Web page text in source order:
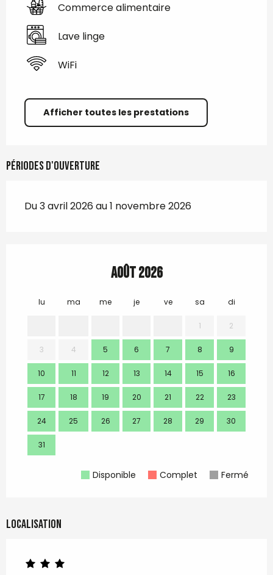
Commerce alimentaire
Lave linge
WiFi
Afficher toutes les prestations
Périodes d'ouverture
Du 3 avril 2026 au 1 novembre 2026
Août 2026
lu ma me je ve sa di
1 2
3 4 5 6 7 8 9
10 11 12 13 14 15 16
17 18 19 20 21 22 23
24 25 26 27 28 29 30
31
Disponible Complet Fermé
Localisation